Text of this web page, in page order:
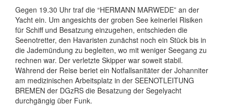
Gegen 19.30 Uhr traf die “HERMANN MARWEDE” an der
Yacht ein. Um angesichts der groben See keinerlei Risiken
für Schiff und Besatzung einzugehen, entschieden die
Seenotretter, den Havaristen zunächst noch ein Stück bis in
die Jademündung zu begleiten, wo mit weniger Seegang zu
rechnen war. Der verletzte Skipper war soweit stabil.
Während der Reise beriet ein Notfallsanitäter der Johanniter
am medizinischen Arbeitsplatz in der SEENOTLEITUNG
BREMEN der DGzRS die Besatzung der Segelyacht
durchgängig über Funk.